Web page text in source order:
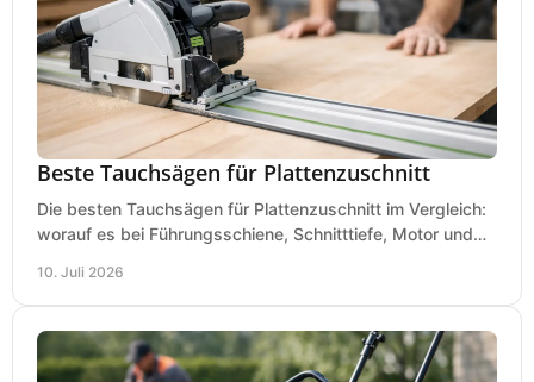
Beste Tauchsägen für Plattenzuschnitt
Die besten Tauchsägen für Plattenzuschnitt im Vergleich:
worauf es bei Führungsschiene, Schnitttiefe, Motor und
10. Juli 2026